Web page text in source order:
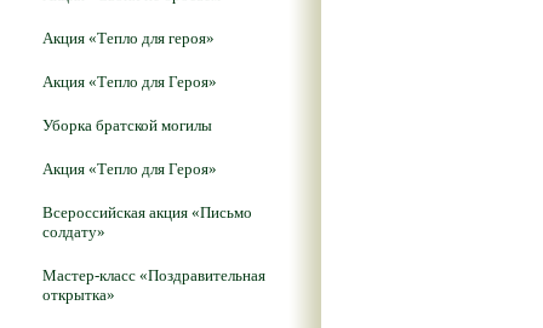
Акция «Тепло для героя»
Акция «Тепло для Героя»
Уборка братской могилы
Акция «Тепло для Героя»
Всероссийская акция «Письмо
солдату»
Мастер-класс «Поздравительная
открытка»